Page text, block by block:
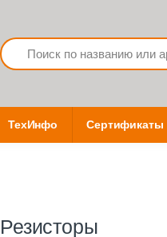
Search
ТехИнфо Сертификаты
Резисторы